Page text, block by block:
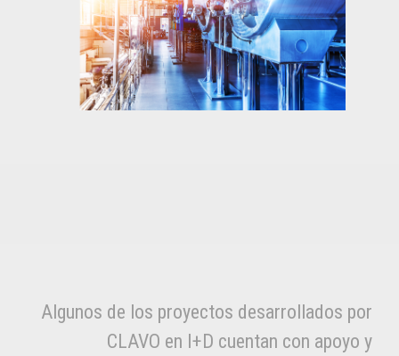
Algunos de los proyectos desarrollados por
CLAVO en I+D cuentan con apoyo y